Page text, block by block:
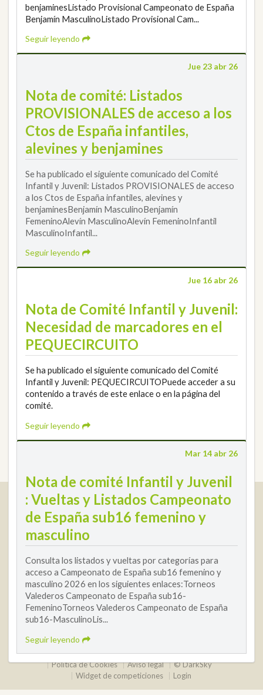
benjaminesListado Provisional Campeonato de España
Benjamín MasculinoListado Provisional Cam...
Seguir leyendo
Jue 23 abr 26
Nota de comité: Listados
PROVISIONALES de acceso a los
Ctos de España infantiles,
alevines y benjamines
Se ha publicado el siguiente comunicado del Comité
Infantil y Juvenil: Listados PROVISIONALES de acceso
a los Ctos de España infantiles, alevines y
benjaminesBenjamín MasculinoBenjamín
FemeninoAlevín MasculinoAlevín FemeninoInfantil
MasculinoInfantil...
Seguir leyendo
Jue 16 abr 26
Nota de Comité Infantil y Juvenil:
Necesidad de marcadores en el
PEQUECIRCUITO
Se ha publicado el siguiente comunicado del Comité
Infantil y Juvenil: PEQUECIRCUITOPuede acceder a su
contenido a través de este enlace o en la página del
comité.
Seguir leyendo
Mar 14 abr 26
Nota de comité Infantil y Juvenil
: Vueltas y Listados Campeonato
de España sub16 femenino y
masculino
Consulta los listados y vueltas por categorías para
acceso a Campeonato de España sub16 femenino y
masculino 2026 en los siguientes enlaces:Torneos
Valederos Campeonato de España sub16-
FemeninoTorneos Valederos Campeonato de España
sub16-MasculinoLis...
Seguir leyendo
Real Federación Andaluza de Golf
Calle Enlace, 9. 29016 Málaga, España
CIF: Q7955035F
info@rfga.org
Contacto
2026 © Real Federación Andaluza de Golf
Política de Privacidad
Política de Cookies
Aviso legal
© DarkSky
Widget de competiciones
Login